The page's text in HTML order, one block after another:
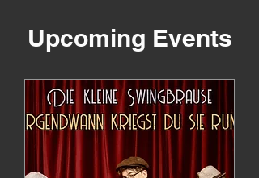
Upcoming Events